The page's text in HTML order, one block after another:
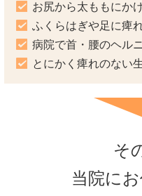
お尻から太ももにか
ふくらはぎや足に痺
病院で首・腰のヘル
とにかく痺れのない
そ
当院に